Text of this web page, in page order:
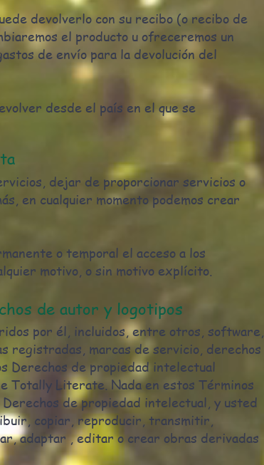
devolverlo con su recibo (o recibo de
el producto u ofreceremos un
de envío para la devolución del
desde el país en el que se
dejar de proporcionar servicios o
en cualquier momento podemos crear
o temporal el acceso a los
motivo, o sin motivo explícito.
de autor y logotipos
por él, incluidos, entre otros, software,
registradas, marcas de servicio, derechos
Derechos de propiedad intelectual
Totally Literate. Nada en estos Términos
de propiedad intelectual, y usted
copiar, reproducir, transmitir,
adaptar , editar o crear obras derivadas